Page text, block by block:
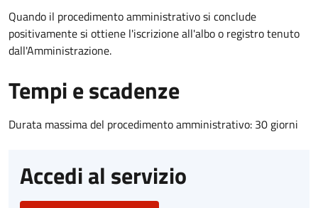
Quando il procedimento amministrativo si conclude
positivamente si ottiene l'iscrizione all'albo o registro tenuto
dall'Amministrazione.
Tempi e scadenze
Durata massima del procedimento amministrativo: 30 giorni
Accedi al servizio